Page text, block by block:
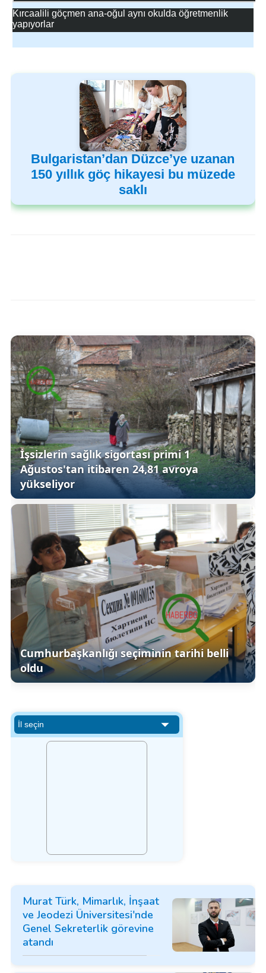
Kırcaalili göçmen ana-oğul aynı okulda öğretmenlik
yapıyorlar
Bulgaristan’dan Düzce’ye uzanan
150 yıllık göç hikayesi bu müzede
saklı
İşsizlerin sağlık sigortası primi 1
Ağustos'tan itibaren 24,81 avroya
yükseliyor
Cumhurbaşkanlığı seçiminin tarihi belli
oldu
Murat Türk, Mimarlık, İnşaat
ve Jeodezi Üniversitesi'nde
Genel Sekreterlik görevine
atandı